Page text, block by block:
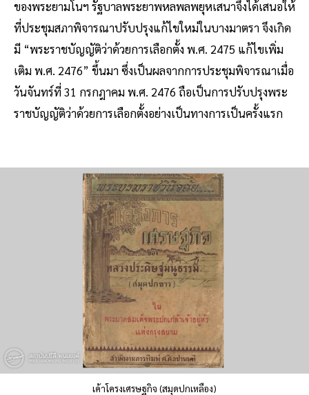
ของพระยามโนฯ รัฐบาลพระยาพหลพลพยุหเสนาจึงได้เสนอให้
ที่ประชุมสภาพิจารณาปรับปรุงแก้ไขใหม่ในบางมาตรา จึงเกิด
มี “พระราชบัญญัติว่าด้วยการเลือกตั้ง พ.ศ. 2475 แก้ไขเพิ่ม
เติม พ.ศ. 2476” ขึ้นมา ซึ่งเป็นผลจากการประชุมพิจารณาเมื่อ
วันจันทร์ที่ 31 กรกฎาคม พ.ศ. 2476 ถือเป็นการปรับปรุงพระ
ราชบัญญัติว่าด้วยการเลือกตั้งอย่างเป็นทางการเป็นครั้งแรก
เค้าโครงเศรษฐกิจ (สมุดปกเหลือง)